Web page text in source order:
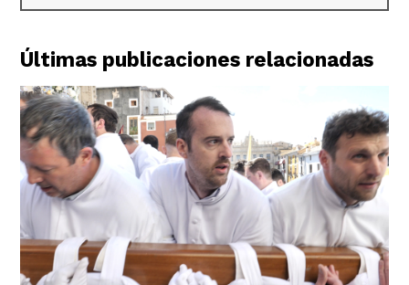
Últimas publicaciones relacionadas